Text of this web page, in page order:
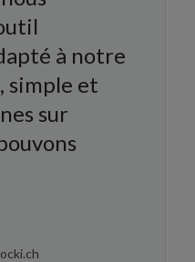
à notre
simple et
sur